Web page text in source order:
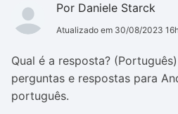
Por Daniele Starck
Atualizado em 30/08/2023
Qual é a resposta?
perguntas e respostas para
português.